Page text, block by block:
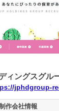
ィングスグル
jphdgroup-
作会社情報